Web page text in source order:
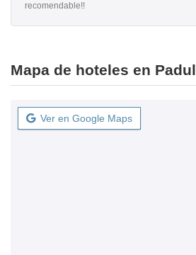
recomendable!!
Mapa de hoteles en Padul
Ver en Google Maps